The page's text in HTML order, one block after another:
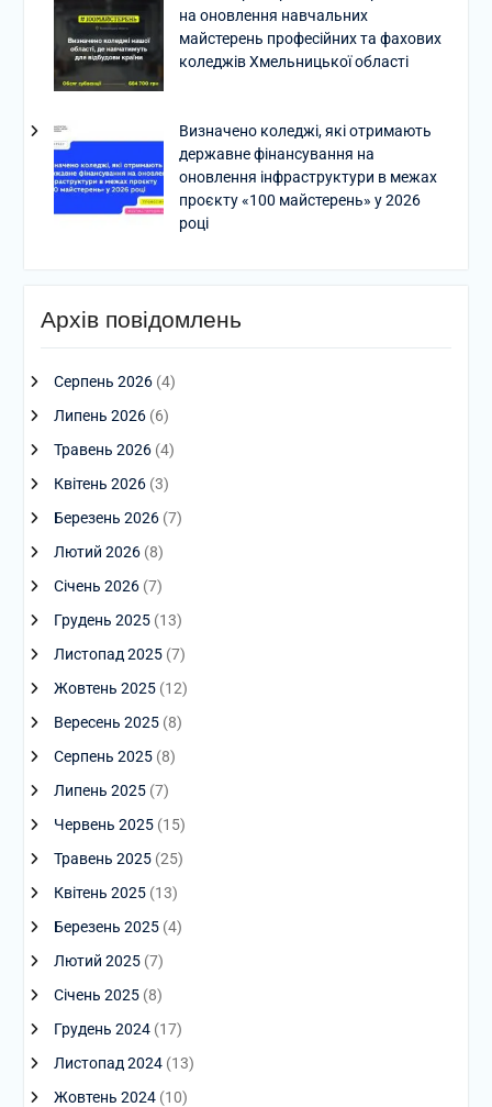
на оновлення навчальних
майстерень професійних та фахових
коледжів Хмельницької області
Визначено коледжі, які отримають
державне фінансування на
оновлення інфраструктури в межах
проєкту «100 майстерень» у 2026
році
Архів повідомлень
Серпень 2026(4)
Липень 2026(6)
Травень 2026(4)
Квітень 2026(3)
Березень 2026(7)
Лютий 2026(8)
Січень 2026(7)
Грудень 2025(13)
Листопад 2025(7)
Жовтень 2025(12)
Вересень 2025(8)
Серпень 2025(8)
Липень 2025(7)
Червень 2025(15)
Травень 2025(25)
Квітень 2025(13)
Березень 2025(4)
Лютий 2025(7)
Січень 2025(8)
Грудень 2024(17)
Листопад 2024(13)
Жовтень 2024(10)